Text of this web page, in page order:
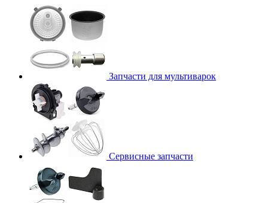
Запчасти для мультиварок
Сервисные запчасти